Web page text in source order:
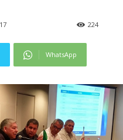
224
WhatsApp